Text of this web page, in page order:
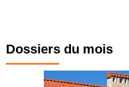
Dossiers du mois